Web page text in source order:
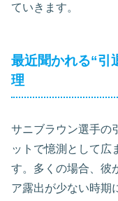
ていきます。
最近聞かれる“引
理
サニブラウン選手の
ットで憶測として広
す。多くの場合、彼
ア露出が少ない時期